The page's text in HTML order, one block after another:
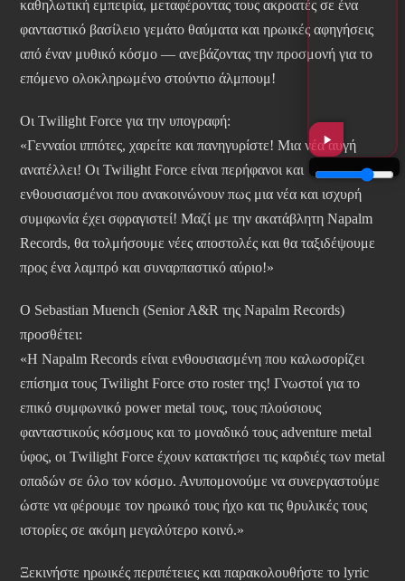
καθηλωτική εμπειρία, μεταφέροντας τους ακροατές σε ένα
φανταστικό βασίλειο γεμάτο θαύματα και ηρωικές αφηγήσεις
από έναν μυθικό κόσμο — ανεβάζοντας την προσμονή για το
επόμενο ολοκληρωμένο στούντιο άλμπουμ!
Οι Twilight Force για την υπογραφή:
«Γενναίοι ιππότες, χαρείτε και πανηγυρίστε! Μια νέα αυγή
ανατέλλει! Οι Twilight Force είναι περήφανοι και
ενθουσιασμένοι που ανακοινώνουν πως μια νέα και ισχυρή
συμφωνία έχει σφραγιστεί! Μαζί με την ακατάβλητη Napalm
Records, θα τολμήσουμε νέες αποστολές και θα ταξιδέψουμε
προς ένα λαμπρό και συναρπαστικό αύριο!»
Ο Sebastian Muench (Senior A&R της Napalm Records)
προσθέτει:
«Η Napalm Records είναι ενθουσιασμένη που καλωσορίζει
επίσημα τους Twilight Force στο roster της! Γνωστοί για το
επικό συμφωνικό power metal τους, τους πλούσιους
φανταστικούς κόσμους και το μοναδικό τους adventure metal
ύφος, οι Twilight Force έχουν κατακτήσει τις καρδιές των metal
οπαδών σε όλο τον κόσμο. Ανυπομονούμε να συνεργαστούμε
ώστε να φέρουμε τον ηρωικό τους ήχο και τις θρυλικές τους
ιστορίες σε ακόμη μεγαλύτερο κοινό.»
Ξεκινήστε ηρωικές περιπέτειες και παρακολουθήστε το lyric